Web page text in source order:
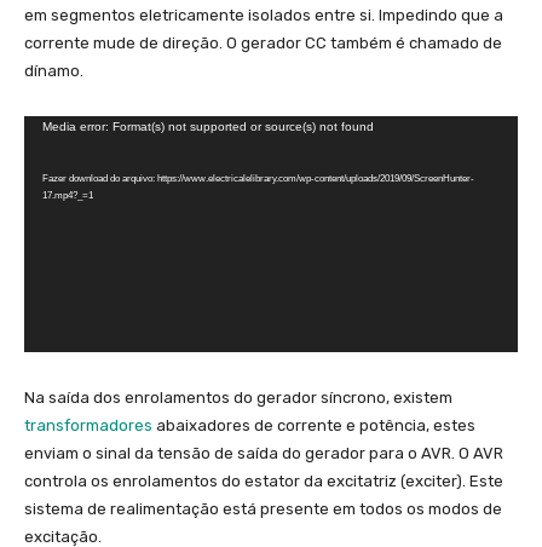
em segmentos eletricamente isolados entre si. Impedindo que a
corrente mude de direção. O gerador CC também é chamado de
dínamo.
e
í
d
e
o
Media error: Format(s) not supported or source(s) not found
Fazer download do arquivo: https://www.electricalelibrary.com/wp-content/uploads/2019/09/ScreenHunter-
17.mp4?_=1
Na saída dos enrolamentos do gerador síncrono, existem
transformadores abaixadores de corrente e potência, estes
enviam o sinal da tensão de saída do gerador para o AVR. O AVR
controla os enrolamentos do estator da excitatriz (exciter). Este
sistema de realimentação está presente em todos os modos de
excitação.